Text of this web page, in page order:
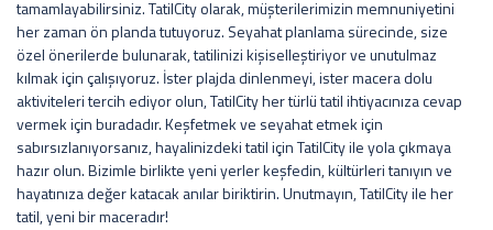
tamamlayabilirsiniz. TatilCity olarak, müşterilerimizin memnuniyetini
her zaman ön planda tutuyoruz. Seyahat planlama sürecinde, size
özel önerilerde bulunarak, tatilinizi kişiselleştiriyor ve unutulmaz
kılmak için çalışıyoruz. İster plajda dinlenmeyi, ister macera dolu
aktiviteleri tercih ediyor olun, TatilCity her türlü tatil ihtiyacınıza cevap
vermek için buradadır. Keşfetmek ve seyahat etmek için
sabırsızlanıyorsanız, hayalinizdeki tatil için TatilCity ile yola çıkmaya
hazır olun. Bizimle birlikte yeni yerler keşfedin, kültürleri tanıyın ve
hayatınıza değer katacak anılar biriktirin. Unutmayın, TatilCity ile her
tatil, yeni bir maceradır!